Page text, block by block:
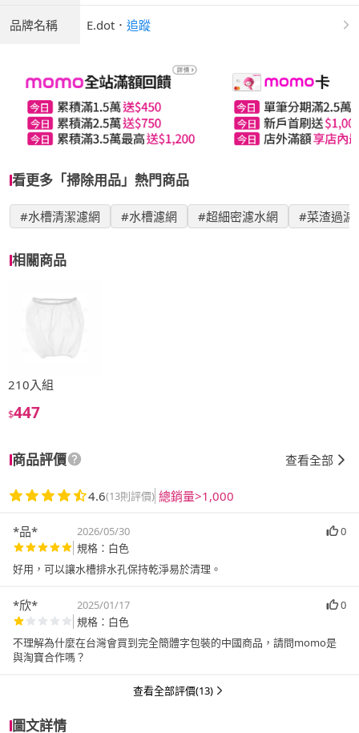
品牌名稱 E.dot ． 追蹤
看更多「掃除用品」熱門商品
#水槽清潔濾網 #水槽濾網 #超細密濾水網 #菜渣過濾
相關商品
210入組
$447
商品評價 查看全部
4.6(13則評價) 總銷量>1,000
*品* 2026/05/30
0
規格：白色
好用，可以讓水槽排水孔保持乾淨易於清理。
*欣* 2025/01/17
0
規格：白色
不理解為什麼在台灣會買到完全簡體字包裝的中國商品，請問momo是
與淘寶合作嗎？
查看全部評價(13)
圖文詳情